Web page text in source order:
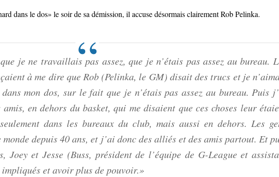
dans le dos» le soir de sa démission, il accuse désormais clairement Rob Pelinka.
je ne travaillais pas assez, que je n’étais pas assez au bureau.
à me dire que Rob (Pelinka, le GM) disait des trucs et je
mon dos, sur le fait que je n’étais pas assez au bureau. Puis
en dehors du basket, qui me disaient que ces choses leur
dans les bureaux du club, mais aussi en dehors. Les
depuis 40 ans, et j’ai donc des alliés et des amis partout. Et
Joey et Jesse (Buss, président de l’équipe de G-League et
et avoir plus de pouvoir.»